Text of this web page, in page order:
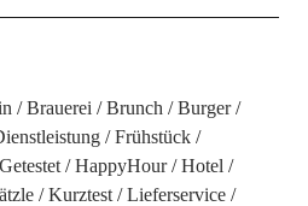
Brauerei Brunch
Burger
Frühstück
Getestet HappyHour
Hotel
Kurztest
Lieferservice